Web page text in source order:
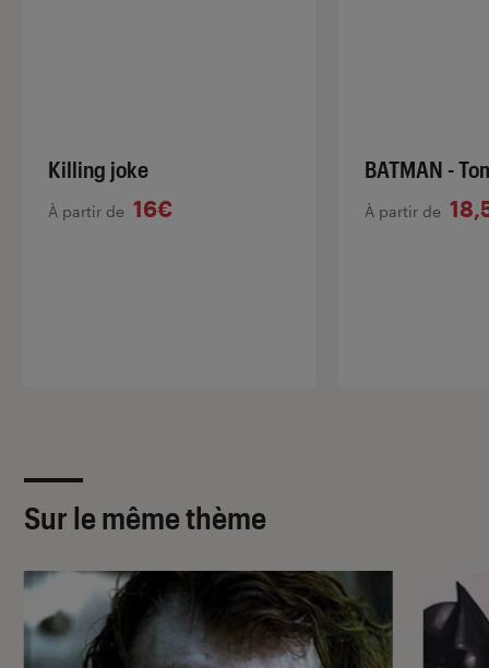
Killing joke
À partir de 16€
BATMAN -
À partir de
Sur le même thème